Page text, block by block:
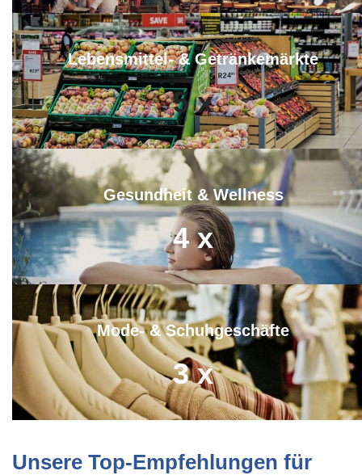
Lebensmittel- & Getränkemärkte
5 x
Gesundheit & Wellness
4 x
Mode- & Schuhgeschäfte
3 x
Unsere Top-Empfehlungen für